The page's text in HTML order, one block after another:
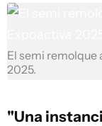
El semi remolque
2025.
"Una